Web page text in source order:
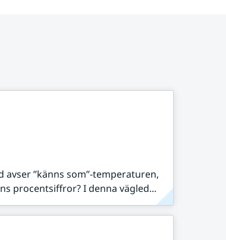
”känns som”-temperaturen,
procentsiffror? I denna vägled...